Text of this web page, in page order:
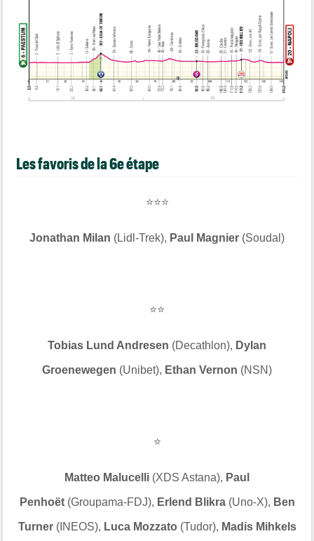
Les favoris de la 6e étape
⭐⭐⭐
Jonathan Milan (Lidl-Trek), Paul Magnier (Soudal)
⭐⭐
Tobias Lund Andresen (Decathlon), Dylan
Groenewegen (Unibet), Ethan Vernon (NSN)
⭐
Matteo Malucelli (XDS Astana), Paul
Penhoët(Groupama-FDJ), Erlend Blikra(Uno-X), Ben
Turner(INEOS), Luca Mozzato (Tudor), Madis Mihkels